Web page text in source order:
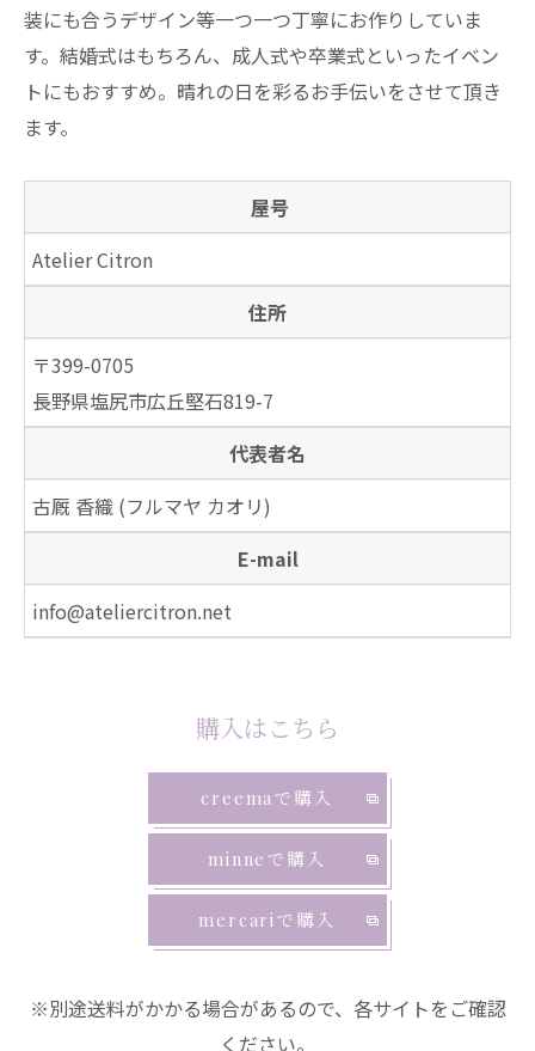
装にも合うデザイン等一つ一つ丁寧にお作りしていま
す。結婚式はもちろん、成人式や卒業式といったイベン
トにもおすすめ。晴れの日を彩るお手伝いをさせて頂き
ます。
屋号
Atelier Citron
住所
〒399-0705
長野県塩尻市広丘堅石819-7
代表者名
古厩 香織 (フルマヤ カオリ)
E-mail
info@ateliercitron.net
購入はこちら
creemaで購入
minneで購入
mercariで購入
※別途送料がかかる場合があるので、各サイトをご確認
ください。